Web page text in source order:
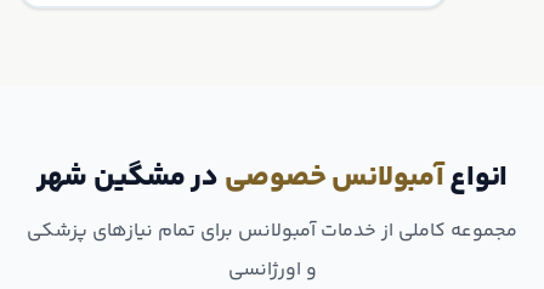
انواعآمبولانس خصوصیدر مشگین شهر
مجموعه کاملی از خدمات آمبولانس برای تمام نیازهای پزشکی
و اورژانسی